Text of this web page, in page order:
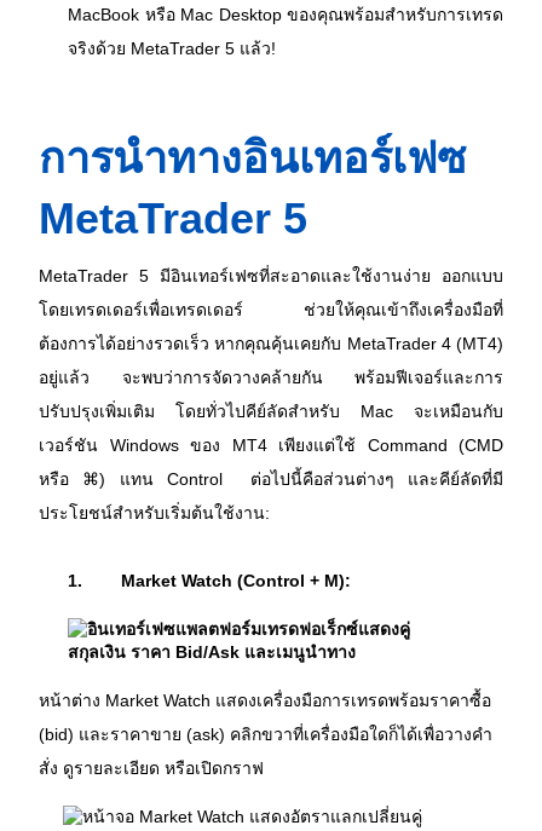
MacBook หรือ Mac Desktop ของคุณพร้อมสำหรับการเทรด
จริงด้วย MetaTrader 5 แล้ว!
การนำทางอินเทอร์เฟซ
MetaTrader 5
MetaTrader 5 มีอินเทอร์เฟซที่สะอาดและใช้งานง่าย ออกแบบ
โดยเทรดเดอร์เพื่อเทรดเดอร์ ช่วยให้คุณเข้าถึงเครื่องมือที่
ต้องการได้อย่างรวดเร็ว หากคุณคุ้นเคยกับ MetaTrader 4 (MT4)
อยู่แล้ว จะพบว่าการจัดวางคล้ายกัน พร้อมฟีเจอร์และการ
ปรับปรุงเพิ่มเติม โดยทั่วไปคีย์ลัดสำหรับ Mac จะเหมือนกับ
เวอร์ชัน Windows ของ MT4 เพียงแต่ใช้ Command (CMD
หรือ ⌘) แทน Control  ต่อไปนี้คือส่วนต่างๆ และคีย์ลัดที่มี
ประโยชน์สำหรับเริ่มต้นใช้งาน:
1. Market Watch (Control + M):
หน้าต่าง Market Watch แสดงเครื่องมือการเทรดพร้อมราคาซื้อ
(bid) และราคาขาย (ask) คลิกขวาที่เครื่องมือใดก็ได้เพื่อวางคำ
สั่ง ดูรายละเอียด หรือเปิดกราฟ